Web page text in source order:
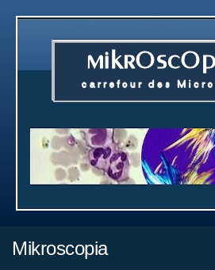
Mikroscopia